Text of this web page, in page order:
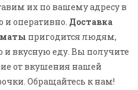
их по вашему адресу в
и оперативно. Доставка
пригодится людям,
вкусную еду. Вы получите
от вкушения нашей
Обращайтесь к нам!